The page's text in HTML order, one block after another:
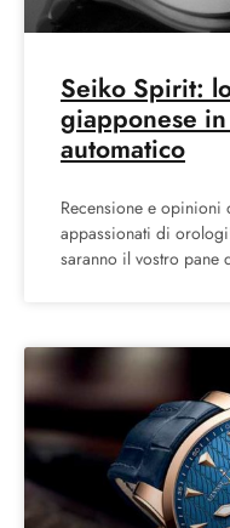
Seiko Spirit:
giapponese
automatico
Recensione e
appassionati di
saranno il vostro pane